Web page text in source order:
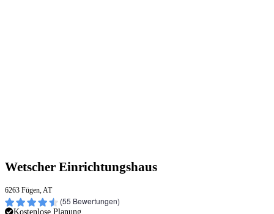
Wetscher Einrichtungshaus
6263 Fügen, AT
(55 Bewertungen)
Kostenlose Planung